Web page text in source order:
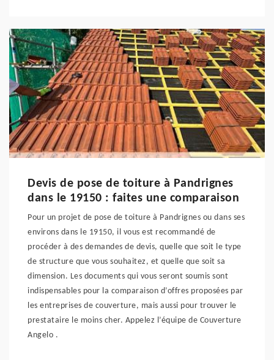
Devis de pose de toiture à Pandrignes
dans le 19150 : faites une comparaison
Pour un projet de pose de toiture à Pandrignes ou dans ses
environs dans le 19150, il vous est recommandé de
procéder à des demandes de devis, quelle que soit le type
de structure que vous souhaitez, et quelle que soit sa
dimension. Les documents qui vous seront soumis sont
indispensables pour la comparaison d’offres proposées par
les entreprises de couverture, mais aussi pour trouver le
prestataire le moins cher. Appelez l’équipe de Couverture
Angelo .